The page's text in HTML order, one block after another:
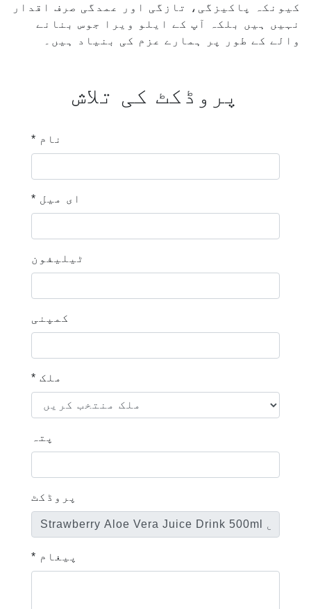
کیونکہ پاکیزگی، تازگی اور عمدگی صرف اقدار
نہیں ہیں بلکہ آپ کے ایلو ویرا جوس بنانے
والے کے طور پر ہمارے عزم کی بنیاد ہیں۔
پروڈکٹ کی تلاش
* نام
* ای میل
ٹیلیفون
کمپنی
* ملک
پتہ
پروڈکٹ
* پیغام